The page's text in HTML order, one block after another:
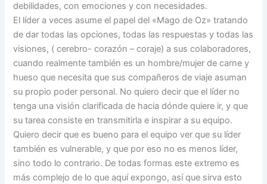
debilidades, con emociones y con necesidades.
El líder a veces asume el papel del «Mago de Oz» tratando
de dar todas las opciones, todas las respuestas y todas las
visiones, ( cerebro- corazón – coraje) a sus colaboradores,
cuando realmente también es un hombre/mujer de carne y
hueso que necesita que sus compañeros de viaje asuman
su propio poder personal. No quiero decir que el líder no
tenga una visión clarificada de hacia dónde quiere ir, y que
su tarea consiste en transmitirla e inspirar a su equipo.
Quiero decir que es bueno para el equipo ver que su líder
también es vulnerable, y que por eso no es menos líder,
sino todo lo contrario. De todas formas este extremo es
más complejo de lo que aquí expongo, así que sirva esto